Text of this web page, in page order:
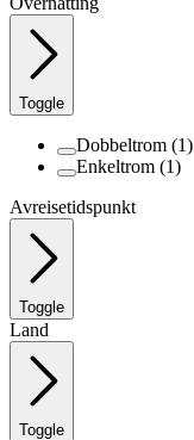
Toggle
Dobbeltrom (1)
Enkeltrom (1)
Avreisetidspunkt
Toggle
Land
Toggle